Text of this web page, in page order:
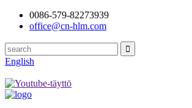
0086-579-82273939
office@cn-hlm.com
English